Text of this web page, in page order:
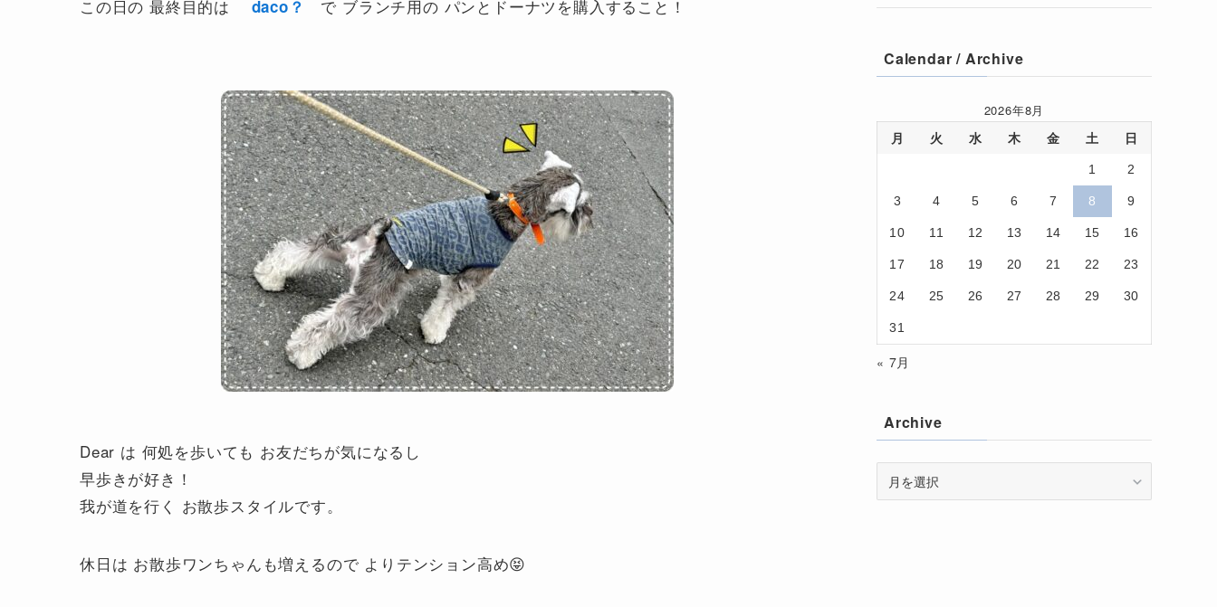
この日の 最終目的は daco？ で ブランチ用の パンとドーナツを購入すること！
Dear は 何処を歩いても お友だちが気になるし
早歩きが好き！
我が道を行く お散歩スタイルです。
休日は お散歩ワンちゃんも増えるので よりテンション高め😝
Calendar / Archive
2026年8月
月 火 水 木 金 土 日
1 2
3 4 5 6 7 8 9
10 11 12 13 14 15 16
17 18 19 20 21 22 23
24 25 26 27 28 29 30
31
« 7月
Archive
Archive